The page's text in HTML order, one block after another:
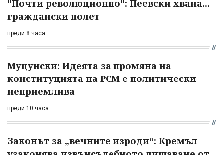
"Почти революционно": Пеевски хвана...
граждански полет
преди 8 часа
Муцунски: Идеята за промяна на
конституцията на РСМ е политически
неприемлива
преди 10 часа
Законът за „вечните изроди“: Кремъл